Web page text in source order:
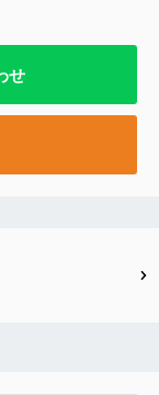
せ